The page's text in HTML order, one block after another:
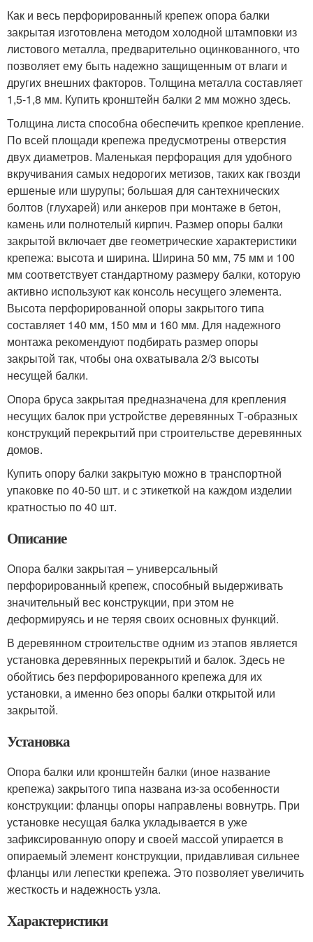
Как и весь перфорированный крепеж опора балки
закрытая изготовлена методом холодной штамповки из
листового металла, предварительно оцинкованного, что
позволяет ему быть надежно защищенным от влаги и
других внешних факторов. Толщина металла составляет
1,5-1,8 мм. Купить кронштейн балки 2 мм можно здесь.
Толщина листа способна обеспечить крепкое крепление.
По всей площади крепежа предусмотрены отверстия
двух диаметров. Маленькая перфорация для удобного
вкручивания самых недорогих метизов, таких как гвозди
ершеные или шурупы; большая для сантехнических
болтов (глухарей) или анкеров при монтаже в бетон,
камень или полнотелый кирпич. Размер опоры балки
закрытой включает две геометрические характеристики
крепежа: высота и ширина. Ширина 50 мм, 75 мм и 100
мм соответствует стандартному размеру балки, которую
активно используют как консоль несущего элемента.
Высота перфорированной опоры закрытого типа
составляет 140 мм, 150 мм и 160 мм. Для надежного
монтажа рекомендуют подбирать размер опоры
закрытой так, чтобы она охватывала 2/3 высоты
несущей балки.
Опора бруса закрытая предназначена для крепления
несущих балок при устройстве деревянных Т-образных
конструкций перекрытий при строительстве деревянных
домов.
Купить опору балки закрытую можно в транспортной
упаковке по 40-50 шт. и с этикеткой на каждом изделии
кратностью по 40 шт.
Описание
Опора балки закрытая – универсальный
перфорированный крепеж, способный выдерживать
значительный вес конструкции, при этом не
деформируясь и не теряя своих основных функций.
В деревянном строительстве одним из этапов является
установка деревянных перекрытий и балок. Здесь не
обойтись без перфорированного крепежа для их
установки, а именно без опоры балки открытой или
закрытой.
Установка
Опора балки или кронштейн балки (иное название
крепежа) закрытого типа названа из-за особенности
конструкции: фланцы опоры направлены вовнутрь. При
установке несущая балка укладывается в уже
зафиксированную опору и своей массой упирается в
опираемый элемент конструкции, придавливая сильнее
фланцы или лепестки крепежа. Это позволяет увеличить
жесткость и надежность узла.
Характеристики